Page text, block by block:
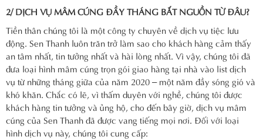
2/ DỊCH VỤ MÂM CÚNG ĐẦY THÁNG BẮT NGUỒN TỪ ĐÂU?
Tiền thân chúng tôi là một công ty chuyên về dịch vụ tiệc lưu
động. Sen Thanh luôn trăn trở làm sao cho khách hàng cảm thấy
an tâm nhất, tin tưởng nhất và hài lòng nhất. Vì vậy, chúng tôi đã
đưa loại hình mâm cúng trọn gói giao hàng tại nhà vào list dịch
vụ từ những tháng giữa của năm 2020 – một năm đầy sóng gió và
khó khăn. Chắc có lẽ, vì thấm duyên với nghề, chúng tôi được
khách hàng tin tưởng và ủng hộ, cho đến bây giờ, dịch vụ mâm
cúng của Sen Thanh đã được vang tiếng mọi nơi. Đối với loại
hình dịch vụ này, chúng tôi cung cấp: